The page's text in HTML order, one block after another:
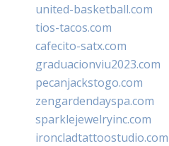
united-basketball.com
tios-tacos.com
cafecito-satx.com
graduacionviu2023.com
pecanjackstogo.com
zengardendayspa.com
sparklejewelryinc.com
ironcladtattoostudio.com